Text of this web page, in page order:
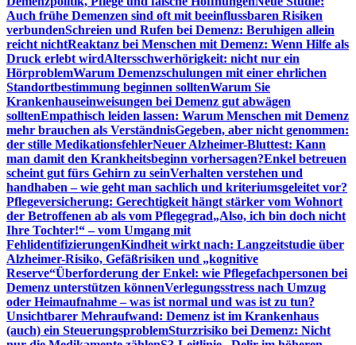
Auch frühe Demenzen sind oft mit beeinflussbaren Risiken
verbundenSchreien und Rufen bei Demenz: Beruhigen allein
reicht nichtReaktanz bei Menschen mit Demenz: Wenn Hilfe als
Druck erlebt wirdAltersschwerhörigkeit: nicht nur ein
HörproblemWarum Demenzschulungen mit einer ehrlichen
Standortbestimmung beginnen solltenWarum Sie
Krankenhauseinweisungen bei Demenz gut abwägen
solltenEmpathisch leiden lassen: Warum Menschen mit Demenz
mehr brauchen als VerständnisGegeben, aber nicht genommen:
der stille MedikationsfehlerNeuer Alzheimer-Bluttest: Kann
man damit den Krankheitsbeginn vorhersagen?Enkel betreuen
scheint gut fürs Gehirn zu seinVerhalten verstehen und
handhaben – wie geht man sachlich und kriteriumsgeleitet vor?
Pflegeversicherung: Gerechtigkeit hängt stärker vom Wohnort
der Betroffenen ab als vom Pflegegrad„Also, ich bin doch nicht
Ihre Tochter!“ – vom Umgang mit
FehlidentifizierungenKindheit wirkt nach: Langzeitstudie über
Alzheimer-Risiko, Gefäßrisiken und „kognitive
Reserve“Überforderung der Enkel: wie Pflegefachpersonen bei
Demenz unterstützen könnenVerlegungsstress nach Umzug
oder Heimaufnahme – was ist normal und was ist zu tun?
Unsichtbarer Mehraufwand: Demenz ist im Krankenhaus
(auch) ein SteuerungsproblemSturzrisiko bei Demenz: Nicht